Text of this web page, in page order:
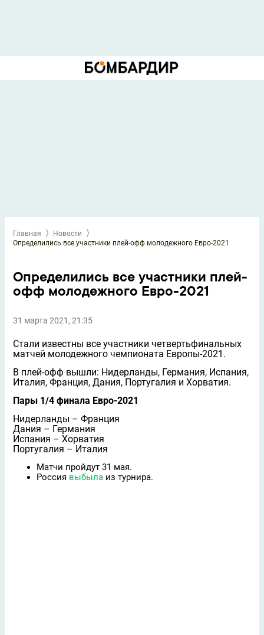
Главная
Новости
Определились все участники плей-офф молодежного Евро-2021
Определились все участники плей-
офф молодежного Евро-2021
31 марта 2021, 21:35
Стали известны все участники четвертьфинальных
матчей молодежного чемпионата Европы-2021.
В плей-офф вышли: Нидерланды, Германия, Испания,
Италия, Франция, Дания, Португалия и Хорватия.
Пары 1/4 финала Евро-2021
Нидерланды – Франция
Дания – Германия
Испания – Хорватия
Португалия – Италия
Матчи пройдут 31 мая.
Россия выбыла из турнира.